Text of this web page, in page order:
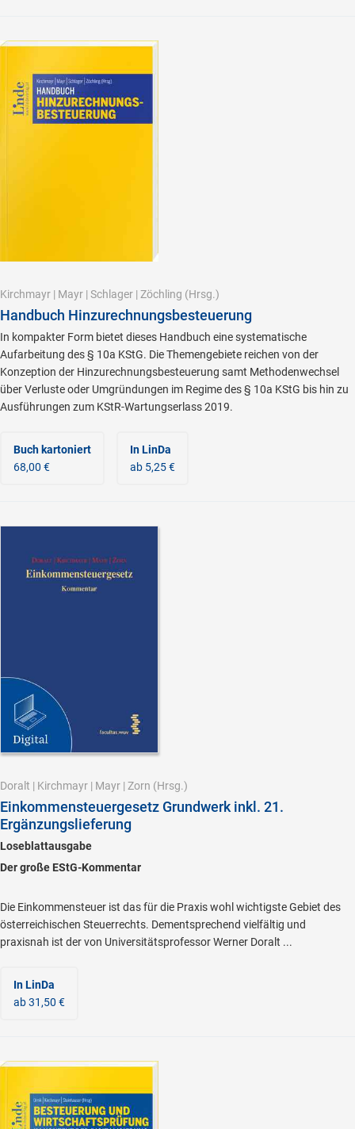
Kirchmayr | Mayr | Schlager | Zöchling (Hrsg.)
Handbuch Hinzurechnungsbesteuerung
In kompakter Form bietet dieses Handbuch eine systematische
Aufarbeitung des § 10a KStG. Die Themengebiete reichen von der
Konzeption der Hinzurechnungsbesteuerung samt Methodenwechsel
über Verluste oder Umgründungen im Regime des § 10a KStG bis hin zu
Ausführungen zum KStR-Wartungserlass 2019.
Buch kartoniert
68,00 €
In LinDa
ab 5,25 €
Doralt | Kirchmayr | Mayr | Zorn (Hrsg.)
Einkommensteuergesetz Grundwerk inkl. 21.
Ergänzungslieferung
Loseblattausgabe
Der große EStG-Kommentar
Die Einkommensteuer ist das für die Praxis wohl wichtigste Gebiet des
österreichischen Steuerrechts. Dementsprechend vielfältig und
praxisnah ist der von Universitätsprofessor Werner Doralt ...
In LinDa
ab 31,50 €